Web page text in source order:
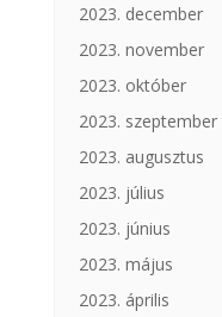
2023. december
2023. november
2023. október
2023. szeptember
2023. augusztus
2023. július
2023. június
2023. május
2023. április